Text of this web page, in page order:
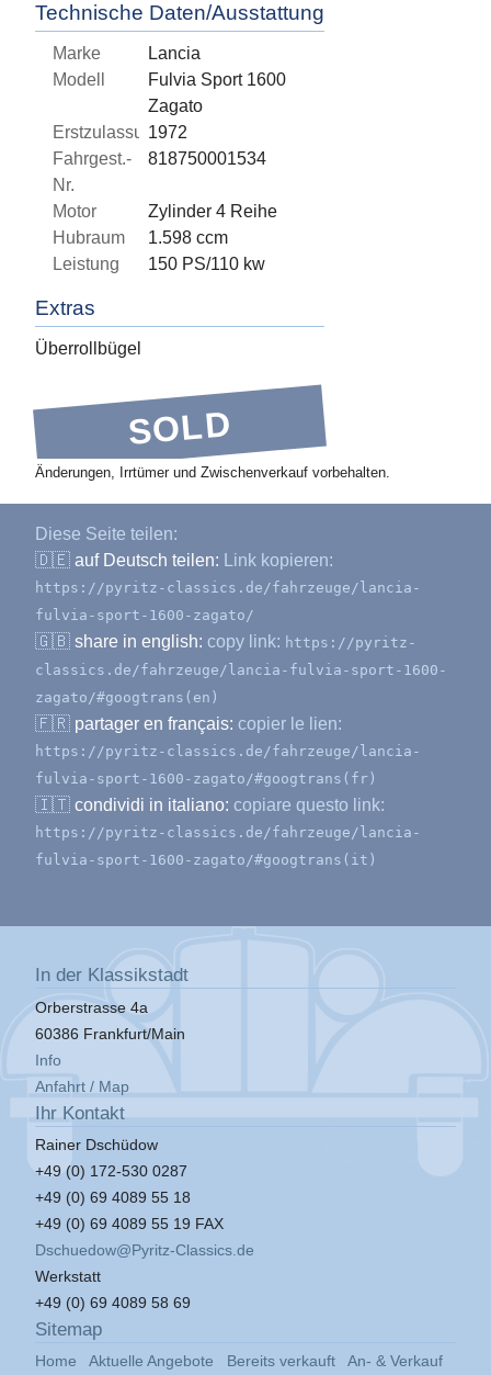
Technische Daten/Ausstattung
Marke
Lancia
Modell
Fulvia Sport 1600
Zagato
Erstzulassung1972
Fahrgest.-
Nr.
818750001534
Motor
Zylinder 4 Reihe
Hubraum
1.598 ccm
Leistung
150 PS/110 kw
Extras
Überrollbügel
SOLD
Änderungen, Irrtümer und Zwischenverkauf vorbehalten.
Diese Seite teilen:
🇩🇪 auf Deutsch teilen: Link kopieren:
https://pyritz-classics.de/fahrzeuge/lancia-
fulvia-sport-1600-zagato/
🇬🇧 share in english: copy link: https://pyritz-
classics.de/fahrzeuge/lancia-fulvia-sport-1600-
zagato/#googtrans(en)
🇫🇷 partager en français: copier le lien:
https://pyritz-classics.de/fahrzeuge/lancia-
fulvia-sport-1600-zagato/#googtrans(fr)
🇮🇹 condividi in italiano: copiare questo link:
https://pyritz-classics.de/fahrzeuge/lancia-
fulvia-sport-1600-zagato/#googtrans(it)
In der Klassikstadt
Orberstrasse 4a
60386 Frankfurt/Main
Info
Anfahrt / Map
Ihr Kontakt
Rainer Dschüdow
+49 (0) 172-530 0287
+49 (0) 69 4089 55 18
+49 (0) 69 4089 55 19 FAX
Dschuedow@Pyritz-Classics.de
Werkstatt
+49 (0) 69 4089 58 69
Sitemap
Home Aktuelle Angebote Bereits verkauft An- & Verkauf